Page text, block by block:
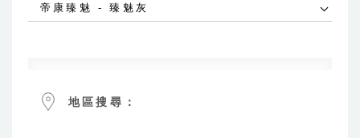
帝康臻魅 - 臻魅灰
地區搜尋：